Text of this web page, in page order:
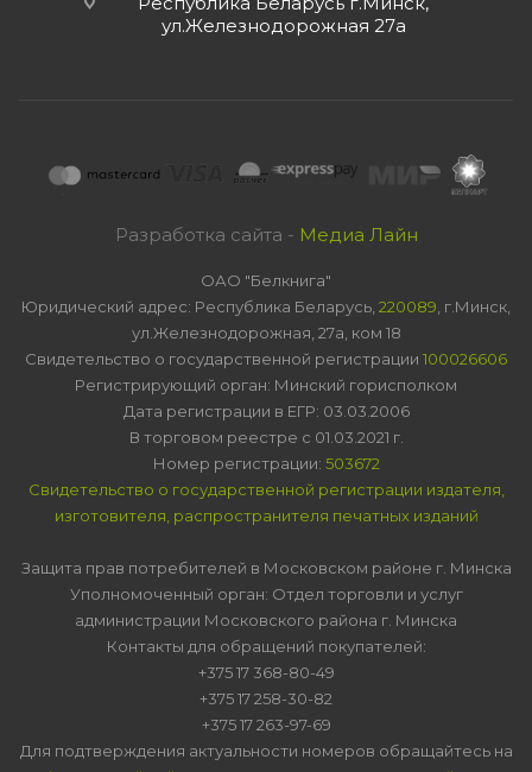
ул.Железнодорожная 27а
Разработка сайта - Медиа Лайн
ОАО "Белкнига"
Юридический адрес: Республика Беларусь, 220089 , г.Минск,
ул.Железнодорожная, 27а, ком 18
Свидетельство о государственной регистрации 100026606
Регистрирующий орган: Минский горисполком
Дата регистрации в ЕГР: 03.03.2006
В торговом реестре с 01.03.2021 г.
Номер регистрации: 503672
Свидетельство о государственной регистрации издателя,
изготовителя, распространителя печатных изданий
Защита прав потребителей в Московском районе г. Минска
Уполномоченный орган: Отдел торговли и услуг
администрации Московского района г. Минска
Контакты для обращений покупателей:
+375 17 368-80-49
+375 17 258-30-82
+375 17 263-97-69
Для подтверждения актуальности номеров обращайтесь на